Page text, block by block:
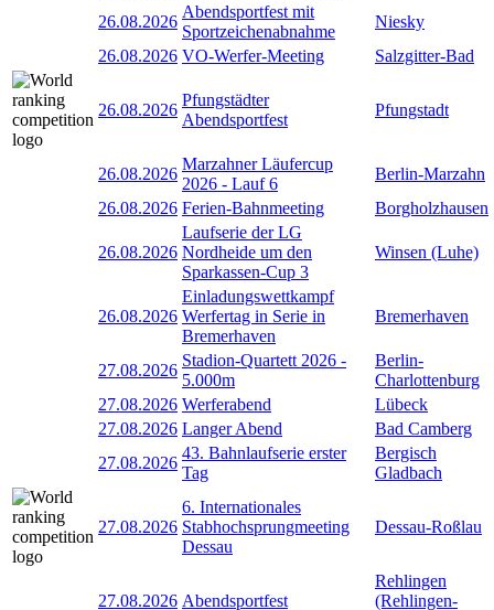
26.08.2026
Abendsportfest mit
Sportzeichenabnahme
Niesky
26.08.2026 VO-Werfer-Meeting Salzgitter-Bad
26.08.2026
Pfungstädter
Abendsportfest
Pfungstadt
26.08.2026
Marzahner Läufercup
2026 - Lauf 6
Berlin-Marzahn
26.08.2026 Ferien-Bahnmeeting Borgholzhausen
26.08.2026
Laufserie der LG
Nordheide um den
Sparkassen-Cup 3
Winsen (Luhe)
26.08.2026
Einladungswettkampf
Werfertag in Serie in
Bremerhaven
Bremerhaven
27.08.2026
Stadion-Quartett 2026 -
5.000m
Berlin-
Charlottenburg
27.08.2026 Werferabend
Lübeck
27.08.2026 Langer Abend
Bad Camberg
27.08.2026
43. Bahnlaufserie erster
Tag
Bergisch
Gladbach
27.08.2026
6. Internationales
Stabhochsprungmeeting
Dessau
Dessau-Roßlau
27.08.2026 Abendsportfest
Rehlingen
(Rehlingen-